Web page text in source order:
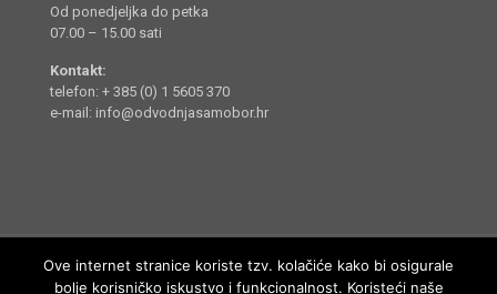
Od ponedjeljka do petka
07.00 – 15.00 sati
Kontakt:
telefon: + 385 (0) 1 5605 370
e-mail: info@odvodnjasamobor.hr
Ove internet stranice koriste tzv. kolačiće kako bi osigurale
bolje korisničko iskustvo i funkcionalnost. Koristeći naše